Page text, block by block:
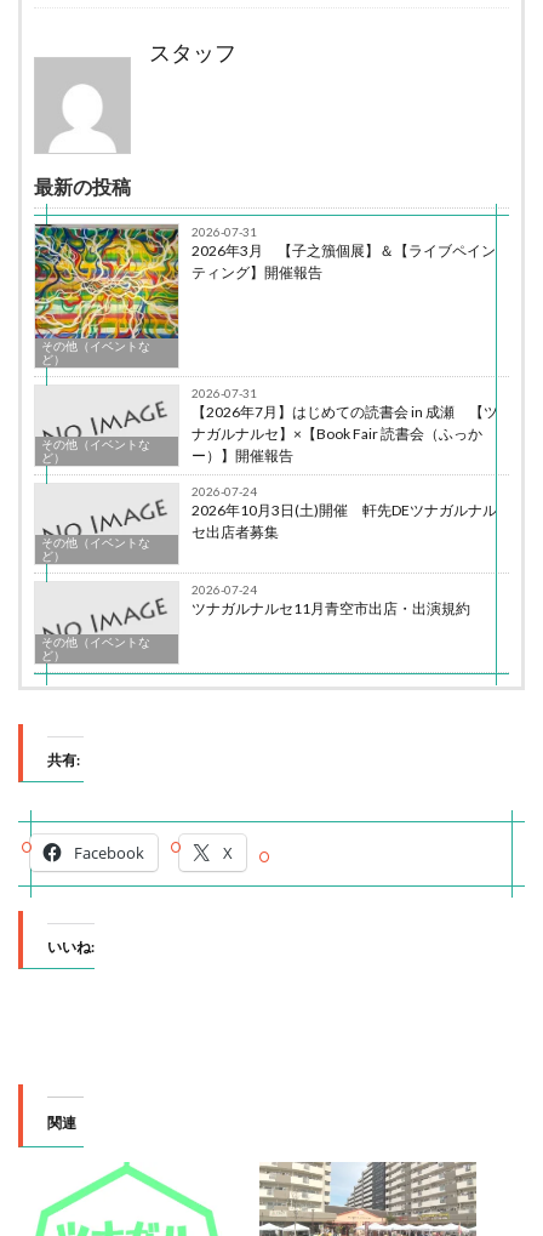
スタッフ
最新の投稿
その他（イベントな
ど）
2026-07-31
2026年3月 【子之籏個展】＆【ライブペイン
ティング】開催報告
その他（イベントな
ど）
2026-07-31
【2026年7月】はじめての読書会 in 成瀬 【ツ
ナガルナルセ】×【Book Fair 読書会（ふっか
ー）】開催報告
その他（イベントな
ど）
2026-07-24
2026年10月3日(土)開催 軒先DEツナガルナル
セ出店者募集
その他（イベントな
ど）
2026-07-24
ツナガルナルセ11月青空市出店・出演規約
共有:
Facebook X
いいね:
関連